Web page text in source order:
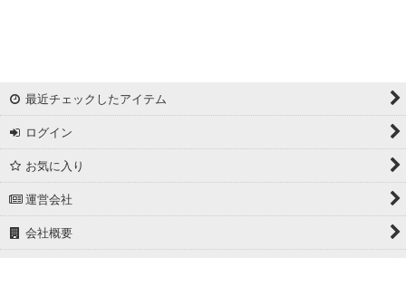
最近チェックしたアイテム
ログイン
お気に入り
運営会社
会社概要